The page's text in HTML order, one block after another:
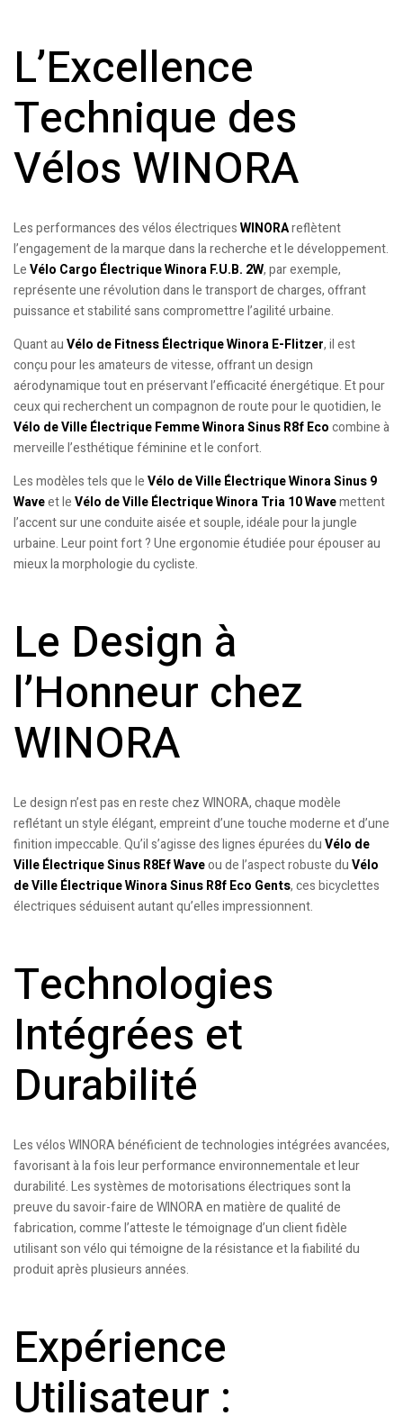
L’Excellence
Technique des
Vélos WINORA
Les performances des vélos électriquesWINORAreflètent
l’engagement de la marque dans la recherche et le développement.
LeVélo Cargo Électrique Winora F.U.B. 2W, par exemple,
représente une révolution dans le transport de charges, offrant
puissance et stabilité sans compromettre l’agilité urbaine.
Quant auVélo de Fitness Électrique Winora E-Flitzer, il est
conçu pour les amateurs de vitesse, offrant un design
aérodynamique tout en préservant l’efficacité énergétique. Et pour
ceux qui recherchent un compagnon de route pour le quotidien, le
Vélo de Ville Électrique Femme Winora Sinus R8f Ecocombine à
merveille l’esthétique féminine et le confort.
Les modèles tels que leVélo de Ville Électrique Winora Sinus 9
Waveet leVélo de Ville Électrique Winora Tria 10 Wavemettent
l’accent sur une conduite aisée et souple, idéale pour la jungle
urbaine. Leur point fort ? Une ergonomie étudiée pour épouser au
mieux la morphologie du cycliste.
Le Design à
l’Honneur chez
WINORA
Le design n’est pas en reste chez WINORA, chaque modèle
reflétant un style élégant, empreint d’une touche moderne et d’une
finition impeccable. Qu’il s’agisse des lignes épurées duVélo de
Ville Électrique Sinus R8Ef Waveou de l’aspect robuste duVélo
de Ville Électrique Winora Sinus R8f Eco Gents, ces bicyclettes
électriques séduisent autant qu’elles impressionnent.
Technologies
Intégrées et
Durabilité
Les vélos WINORA bénéficient de technologies intégrées avancées,
favorisant à la fois leur performance environnementale et leur
durabilité. Les systèmes de motorisations électriques sont la
preuve du savoir-faire de WINORA en matière de qualité de
fabrication, comme l’atteste le témoignage d’un client fidèle
utilisant son vélo qui témoigne de la résistance et la fiabilité du
produit après plusieurs années.
Expérience
Utilisateur :